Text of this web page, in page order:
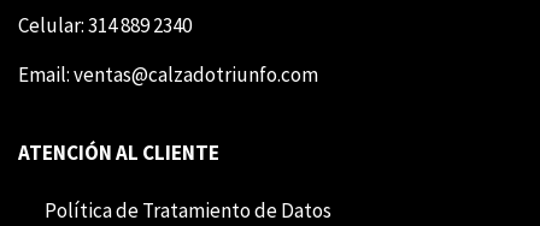
Celular: 314 889 2340
Email:ventas@calzadotriunfo.com
ATENCIÓN AL CLIENTE
Política de Tratamiento de Datos